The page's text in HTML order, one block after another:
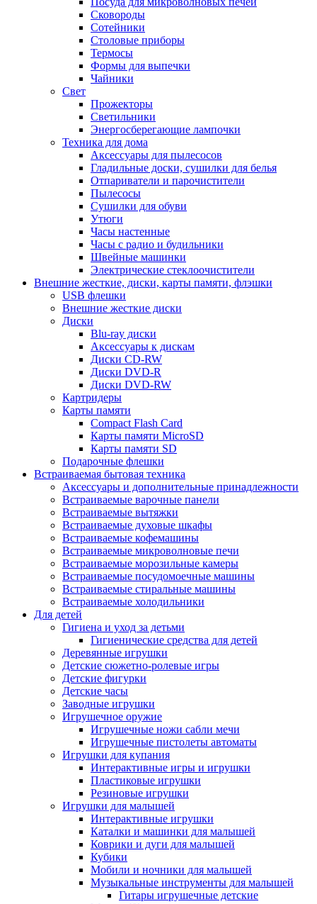
Сковороды
Сотейники
Столовые приборы
Термосы
Формы для выпечки
Чайники
Свет
Прожекторы
Светильники
Энергосберегающие лампочки
Техника для дома
Аксессуары для пылесосов
Гладильные доски, сушилки для белья
Отпариватели и парочистители
Пылесосы
Сушилки для обуви
Утюги
Часы настенные
Часы с радио и будильники
Швейные машинки
Электрические стеклоочистители
Внешние жесткие, диски, карты памяти, флэшки
USB флешки
Внешние жесткие диски
Диски
Blu-ray диски
Аксессуары к дискам
Диски CD-RW
Диски DVD-R
Диски DVD-RW
Картридеры
Карты памяти
Compact Flash Card
Карты памяти MicroSD
Карты памяти SD
Подарочные флешки
Встраиваемая бытовая техника
Аксессуары и дополнительные принадлежности
Встраиваемые варочные панели
Встраиваемые вытяжки
Встраиваемые духовые шкафы
Встраиваемые кофемашины
Встраиваемые микроволновые печи
Встраиваемые морозильные камеры
Встраиваемые посудомоечные машины
Встраиваемые стиральные машины
Встраиваемые холодильники
Для детей
Гигиена и уход за детьми
Гигиенические средства для детей
Деревянные игрушки
Детские сюжетно-ролевые игры
Детские фигурки
Детские часы
Заводные игрушки
Игрушечное оружие
Игрушечные ножи сабли мечи
Игрушечные пистолеты автоматы
Игрушки для купания
Интерактивные игры и игрушки
Пластиковые игрушки
Резиновые игрушки
Игрушки для малышей
Интерактивные игрушки
Каталки и машинки для малышей
Коврики и дуги для малышей
Кубики
Мобили и ночники для малышей
Музыкальные инструменты для малышей
Гитары игрушечные детские